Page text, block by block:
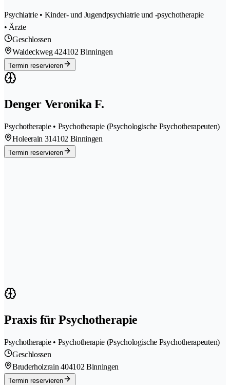
Psychiatrie • Kinder- und Jugendpsychiatrie und -psychotherapie
• Ärzte
Geschlossen
Waldeckweg 424102 Binningen
Termin reservieren
Denger Veronika F.
Psychotherapie • Psychotherapie (Psychologische Psychotherapeuten)
Holeerain 314102 Binningen
Termin reservieren
Praxis für Psychotherapie
Psychotherapie • Psychotherapie (Psychologische Psychotherapeuten)
Geschlossen
Bruderholzrain 404102 Binningen
Termin reservieren